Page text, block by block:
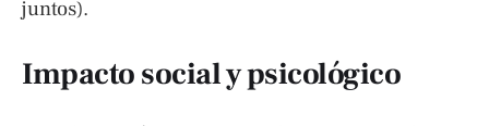
juntos).
Impacto social y psicológico